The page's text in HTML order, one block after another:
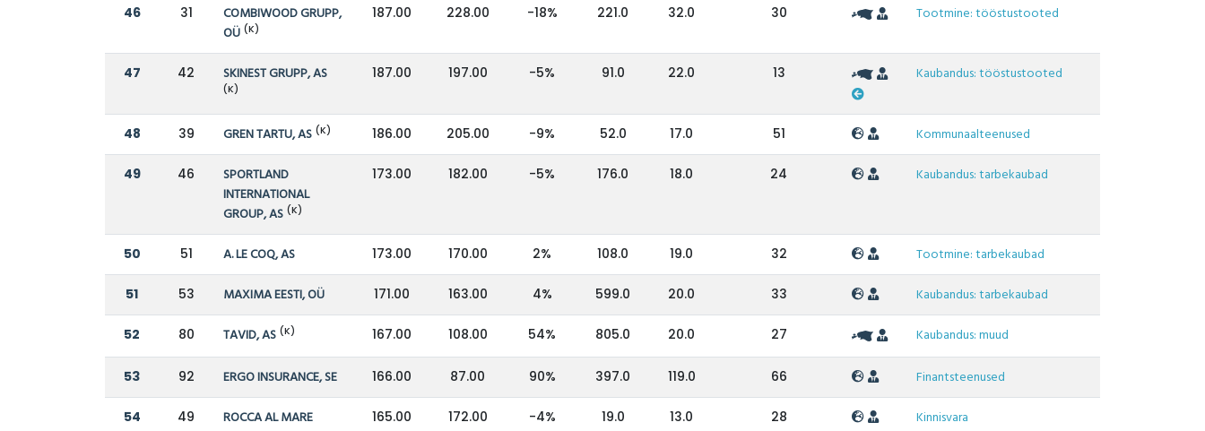
46 31
COMBIWOOD GRUPP,
OÜ (K)
187.00 228.00 -18% 221.0 32.0 30 Tootmine: tööstustooted
47 42 SKINEST GRUPP, AS
(K)
187.00 197.00 -5% 91.0 22.0 13 Kaubandus: tööstustooted
48 39 GREN TARTU, AS (K) 186.00 205.00 -9% 52.0 17.0 51 Kommunaalteenused
49 46
SPORTLAND
INTERNATIONAL
GROUP, AS (K)
173.00 182.00 -5% 176.0 18.0 24 Kaubandus: tarbekaubad
50 51 A. LE COQ, AS 173.00 170.00 2% 108.0 19.0 32 Tootmine: tarbekaubad
51 53 MAXIMA EESTI, OÜ 171.00 163.00 4% 599.0 20.0 33 Kaubandus: tarbekaubad
52 80 TAVID, AS (K) 167.00 108.00 54% 805.0 20.0 27 Kaubandus: muud
53 92 ERGO INSURANCE, SE 166.00 87.00 90% 397.0 119.0 66 Finantsteenused
54 49
ROCCA AL MARE
165.00 172.00 -4% 19.0 13.0 28 Kinnisvara